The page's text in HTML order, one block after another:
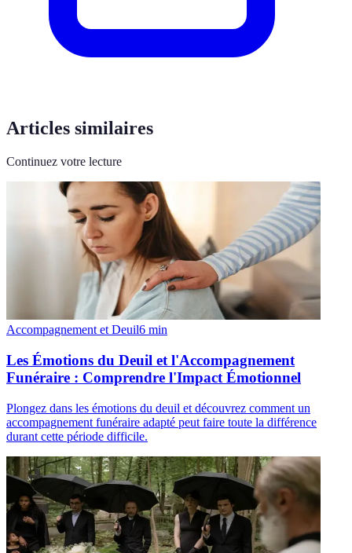
Articles similaires
Continuez votre lecture
Accompagnement et Deuil6 min
Les Émotions du Deuil et l'Accompagnement
Funéraire : Comprendre l'Impact Émotionnel
Plongez dans les émotions du deuil et découvrez comment un
accompagnement funéraire adapté peut faire toute la différence
durant cette période difficile.